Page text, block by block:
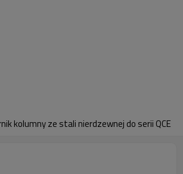
kolumny ze stali nierdzewnej do serii QCE